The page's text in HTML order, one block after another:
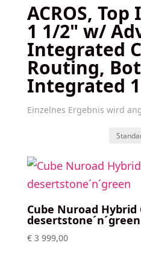
ACROS,
1 1/2" w/
Integrated
Routing,
Integrated
Einzelnes Ergebnis wird
Cube Nuroad Hybrid
desertstone´n´green
€3 999,00